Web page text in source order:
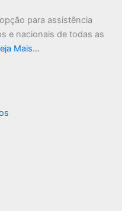
para assistência
e nacionais de todas as
Mais…